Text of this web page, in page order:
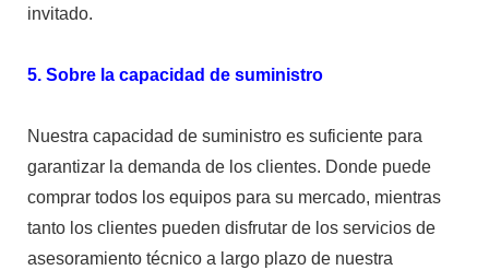
invitado.
5. Sobre la capacidad de suministro
Nuestra capacidad de suministro es suficiente para
garantizar la demanda de los clientes. Donde puede
comprar todos los equipos para su mercado, mientras
tanto los clientes pueden disfrutar de los servicios de
asesoramiento técnico a largo plazo de nuestra